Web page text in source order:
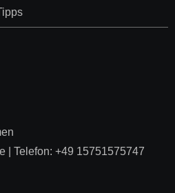
| Telefon: +49 15751575747